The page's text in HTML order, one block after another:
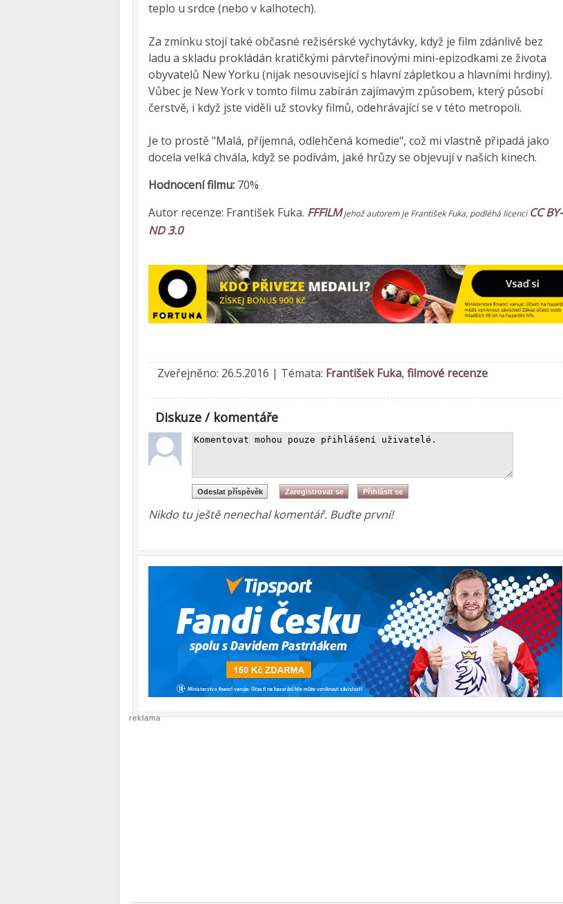
teplo u srdce (nebo v kalhotech).
Za zmínku stojí také občasné režisérské vychytávky, když je film zdánlivě bez
ladu a skladu prokládán kratičkými párvteřinovými mini-epizodkami ze života
obyvatelů New Yorku (nijak nesouvisející s hlavní zápletkou a hlavními hrdiny).
Vůbec je New York v tomto filmu zabírán zajímavým způsobem, který působí
čerstvě, i když jste viděli už stovky filmů, odehrávající se v této metropoli.
Je to prostě "Malá, příjemná, odlehčená komedie", což mi vlastně připadá jako
docela velká chvála, když se podívám, jaké hrůzy se objevují v našich kinech.
Hodnocení filmu: 70%
Autor recenze: František Fuka. FFFILMjehož autorem je František Fuka, podléhá licenci CC BY-
ND 3.0
Zveřejněno: 26.5.2016 | Témata: František Fuka, filmové recenze
Diskuze / komentáře
Nikdo tu ještě nenechal komentář. Buďte první!
reklama